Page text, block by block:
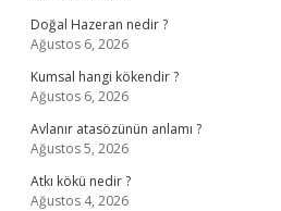
Doğal Hazeran nedir ?
Ağustos 6, 2026
Kumsal hangi kökendir ?
Ağustos 6, 2026
Avlanır atasözünün anlamı ?
Ağustos 5, 2026
Atkı kökü nedir ?
Ağustos 4, 2026